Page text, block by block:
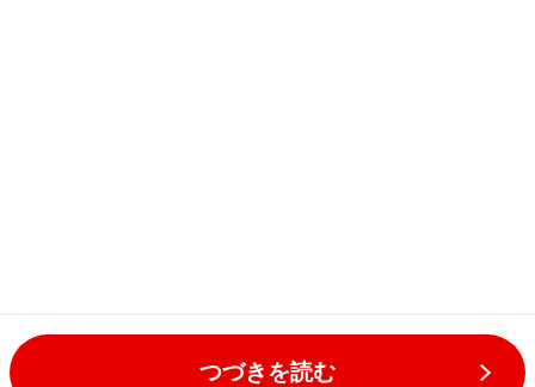
つづきを読む